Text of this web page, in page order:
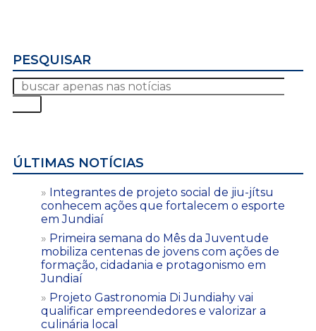
PESQUISAR
ÚLTIMAS NOTÍCIAS
Integrantes de projeto social de jiu-jítsu
conhecem ações que fortalecem o esporte
em Jundiaí
Primeira semana do Mês da Juventude
mobiliza centenas de jovens com ações de
formação, cidadania e protagonismo em
Jundiaí
Projeto Gastronomia Di Jundiahy vai
qualificar empreendedores e valorizar a
culinária local